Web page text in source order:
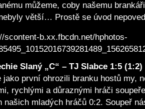
můžeme, coby našemu
větší… Prostě se úvod
Slaný „C“ – TJ Slabce 1:5 (1:2)
jako první ohrozili branku hostů my,
rychlými a důraznými hráči
našich mladých hráčů 0:2. Soupeř